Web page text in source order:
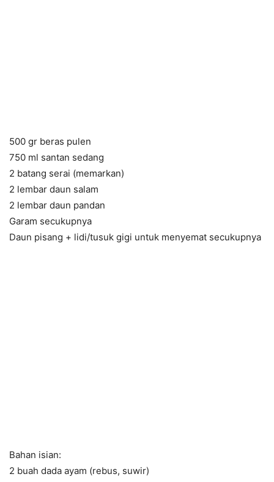
500 gr beras pulen
750 ml santan sedang
2 batang serai (memarkan)
2 lembar daun salam
2 lembar daun pandan
Garam secukupnya
Daun pisang + lidi/tusuk gigi untuk menyemat secukupnya
Bahan isian:
2 buah dada ayam (rebus, suwir)